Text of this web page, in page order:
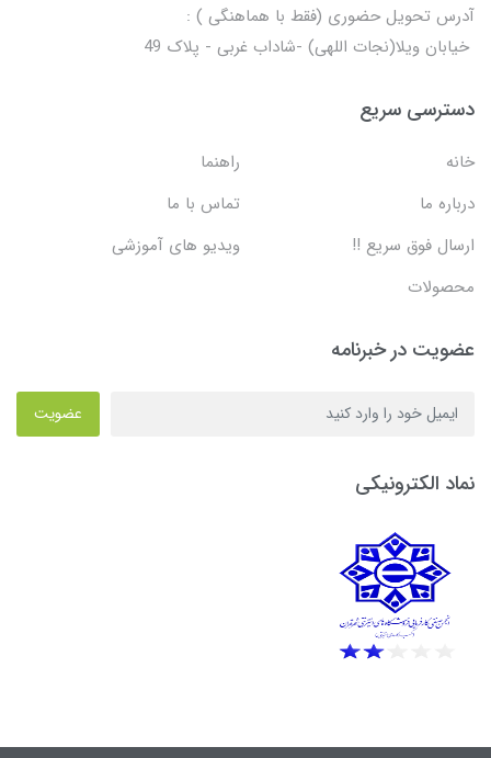
آدرس تحویل حضوری (فقط با هماهنگی ) :
خیابان ویلا(نجات اللهی) -شاداب غربی - پلاک 49
دسترسی سریع
خانه
راهنما
درباره ما
تماس با ما
ارسال فوق سریع !!
ویدیو های آموزشی
محصولات
عضویت در خبرنامه
عضویت
نماد الکترونیکی